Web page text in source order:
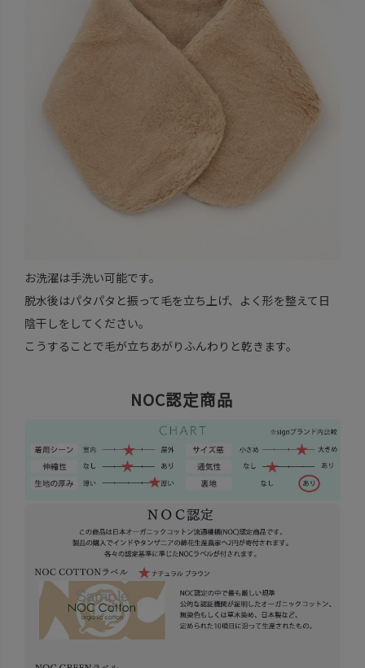
お洗濯は手洗い可能です。
脱水後はパタパタと振って毛を立ち上げ、よく形を整えて日
陰干しをしてください。
こうすることで毛が立ちあがりふんわりと乾きます。
NOC認定商品